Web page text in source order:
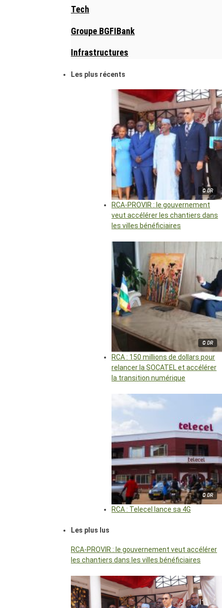
Tech
Groupe BGFIBank
Infrastructures
Les plus récents
© DR
RCA-PROVIR : le gouvernement
veut accélérer les chantiers dans
les villes bénéficiaires
© DR
RCA : 150 millions de dollars pour
relancer la SOCATEL et accélérer
la transition numérique
© DR
RCA : Telecel lance sa 4G
Les plus lus
RCA-PROVIR : le gouvernement veut accélérer
les chantiers dans les villes bénéficiaires